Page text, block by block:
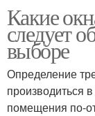
Какие
следует
выборе
Определение
производиться
помещения по-